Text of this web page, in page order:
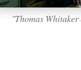
"Thomas